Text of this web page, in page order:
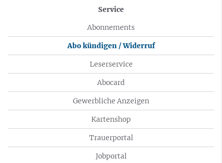
Service
Abonnements
Abo kündigen / Widerruf
Leserservice
Abocard
Gewerbliche Anzeigen
Kartenshop
Trauerportal
Jobportal